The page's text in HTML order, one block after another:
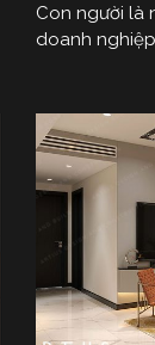
Con người là
doanh nghiệp